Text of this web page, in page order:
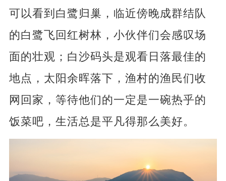
可以看到白鹭归巢，临近傍晚成群结队
的白鹭飞回红树林，小伙伴们会感叹场
面的壮观；白沙码头是观看日落最佳的
地点，太阳余晖落下，渔村的渔民们收
网回家，等待他们的一定是一碗热乎的
饭菜吧，生活总是平凡得那么美好。